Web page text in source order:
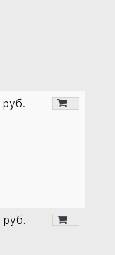
руб.
руб.